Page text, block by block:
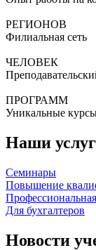
РЕГИОНОВ
Филиальная сеть
ЧЕЛОВЕК
ПРОГРАММ
Уникальные
Наши
Семинары
Повышение
Для бухгалтеров
Новости